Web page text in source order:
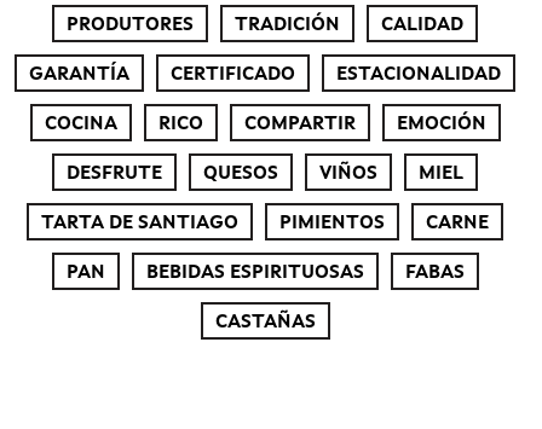
PRODUTORES TRADICIÓN CALIDAD
GARANTÍA CERTIFICADO ESTACIONALIDAD
COCINA RICO COMPARTIR EMOCIÓN
DESFRUTE QUESOS VIÑOS MIEL
TARTA DE SANTIAGO PIMIENTOS CARNE
PAN BEBIDAS ESPIRITUOSAS FABAS
CASTAÑAS